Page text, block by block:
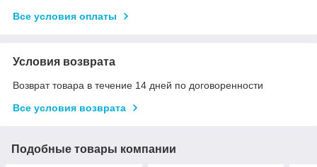
Все условия оплаты
Условия возврата
Возврат товара в течение 14 дней по договоренности
Все условия возврата
Подобные товары компании